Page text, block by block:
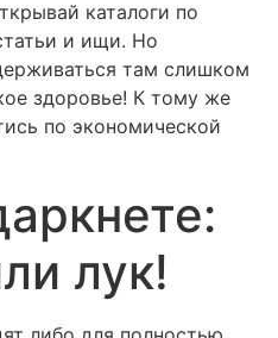
каталоги по
и ищи. Но
там слишком
здоровье! К тому же
по экономической
лук!